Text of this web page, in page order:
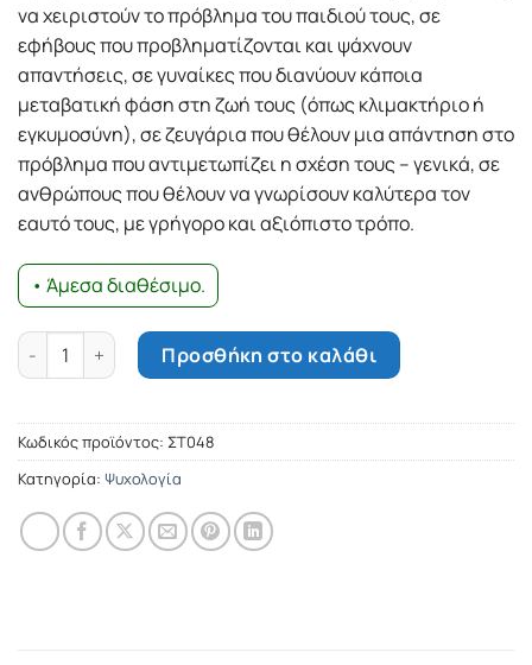
να χειριστούν το πρόβλημα του παιδιού τους, σε
εφήβους που προβληματίζονται και ψάχνουν
απαντήσεις, σε γυναίκες που διανύουν κάποια
μεταβατική φάση στη ζωή τους (όπως κλιμακτήριο ή
εγκυμοσύνη), σε ζευγάρια που θέλουν μια απάντηση στο
πρόβλημα που αντιμετωπίζει η σχέση τους – γενικά, σε
ανθρώπους που θέλουν να γνωρίσουν καλύτερα τον
εαυτό τους, με γρήγορο και αξιόπιστο τρόπο.
• Άμεσα διαθέσιμο.
Ανάλυσέ το μόνος σου ποσότητα
Προσθήκη στο καλάθι
Κωδικός προϊόντος: ΣΤ048
Κατηγορία: Ψυχολογία